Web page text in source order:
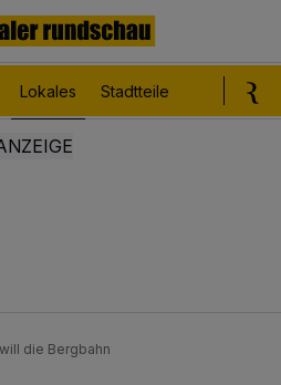
Lokales Stadtteile
die Bergbahn